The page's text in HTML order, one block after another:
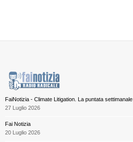
FaiNotizia - Climate Litigation. La puntata settimanale
27 Luglio 2026
Fai Notizia
20 Luglio 2026